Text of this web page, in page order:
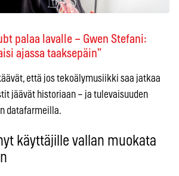
palaa lavalle – Gwen Stefani:
ajassa taaksepäin”
että jos tekoälymusiikki saa jatkaa
jäävät historiaan – ja tulevaisuuden
datafarmeilla.
käyttäjille vallan muokata